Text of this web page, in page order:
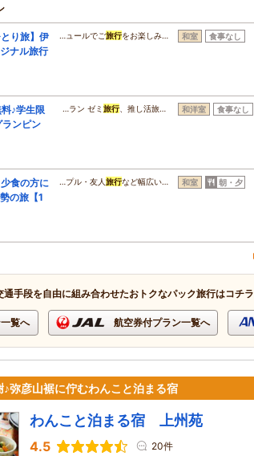
り旅】伊
ナル旅行
…ュールでご旅行をお楽しみ… 和室 食事なし
♪学生限
ランピン
…ラン ゼミ 旅行、推し活旅… 和洋室 食事なし
食の方に
の旅【1
…プル・友人 旅行など幅広い… 和室 朝・夕
通手段を自由に組み合わせたおトクなパック旅行はコチラ
覧へ 航空券付プラン一覧へ
彦山裾に佇むわんこと泊まる宿
わんこと泊まる宿 上州苑
4.5 20件